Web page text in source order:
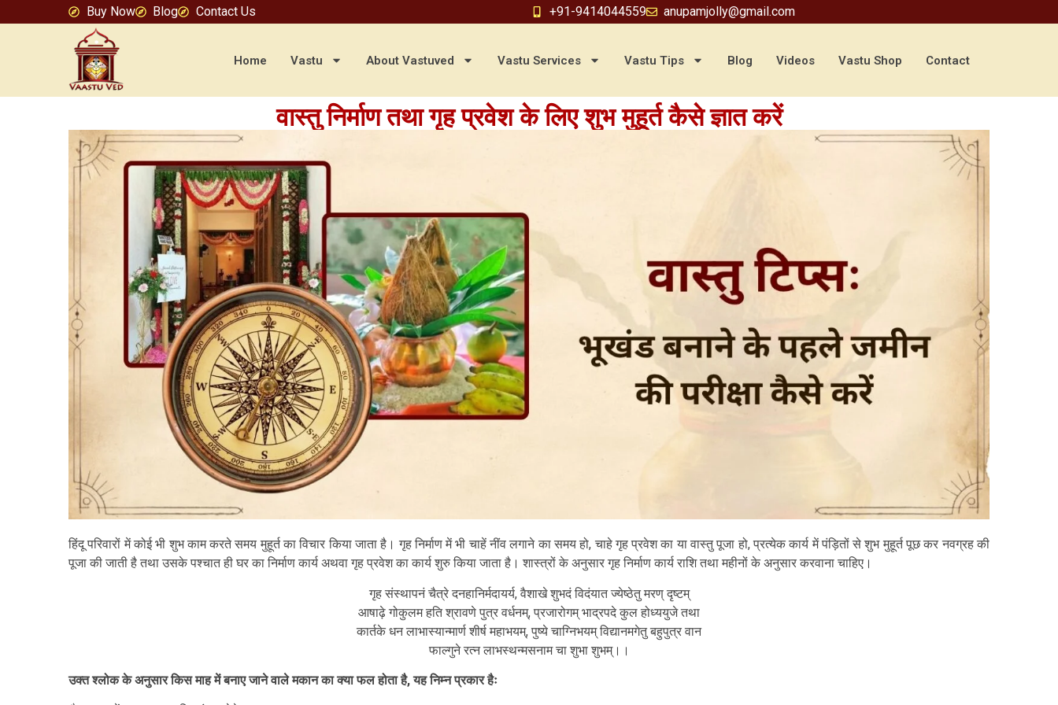
Buy Now Blog Contact Us +91-9414044559 anupamjolly@gmail.com
Home Vastu About Vastuved Vastu Services Vastu Tips Blog Videos Vastu Shop Contact
वास्तु निर्माण तथा गृह प्रवेश के लिए शुभ मुहूर्त कैसे ज्ञात करें
हिंदू परिवारों में कोई भी शुभ काम करते समय मुहूर्त का विचार किया जाता है। गृह निर्माण में भी चाहें नींव लगाने का समय हो, चाहे गृह प्रवेश का या वास्तु पूजा हो, प्रत्येक कार्य में पंड़ितों से शुभ मुहूर्त पूछ कर नवग्रह की
पूजा की जाती है तथा उसके पश्चात ही घर का निर्माण कार्य अथवा गृह प्रवेश का कार्य शुरु किया जाता है। शास्त्रों के अनुसार गृह निर्माण कार्य राशि तथा महीनों के अनुसार करवाना चाहिए।
गृह संस्थापनं चैत्रे दनहानिर्मदायर्य, वैशाखे शुभदं विदंयात ज्येष्ठेतु मरण् दृष्टम्
आषाढ़े गोकुलम हति श्रावणे पुत्र वर्धनम्, प्रजारोगम् भाद्रपदे कुल होध्ययुजे तथा
कार्तके धन लाभास्यान्मार्ण शीर्ष महाभयम्, पुष्ये चाग्निभयम् विद्यानमगेतु बहुपुत्र वान
फाल्गुने रत्न लाभस्थन्मसनाम चा शुभा शुभम्।।
उक्त श्लोक के अनुसार किस माह में बनाए जाने वाले मकान का क्या फल होता है, यह निम्न प्रकार हैः